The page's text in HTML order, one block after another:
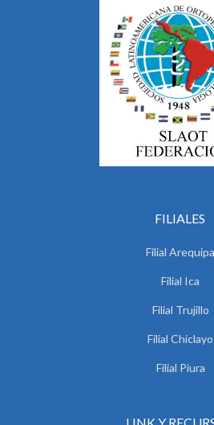
FILIALES
Filial Arequipa
Filial Ica
Filial Trujillo
Filial Chiclayo
Filial Piura
LINK Y